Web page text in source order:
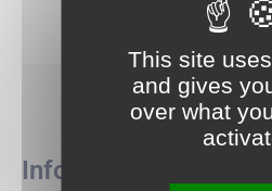
Info +
This site
and gives
over what